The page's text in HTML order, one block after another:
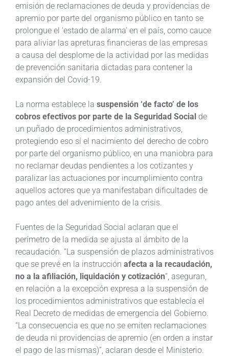
emisión de reclamaciones de deuda y providencias de
apremio por parte del organismo público en tanto se
prolongue el ‘estado de alarma’ en el país, como cauce
para aliviar las apreturas financieras de las empresas
a causa del desplome de la actividad por las medidas
de prevención sanitaria dictadas para contener la
expansión del Covid-19.
La norma establece la suspensión ‘de facto’ de los
cobros efectivos por parte de la Seguridad Social de
un puñado de procedimientos administrativos,
protegiendo eso sí el nacimiento del derecho de cobro
por parte del organismo público, en una maniobra para
no reclamar deudas pendientes a los cotizantes y
paralizar las actuaciones por incumplimiento contra
aquellos actores que ya manifestaban dificultades de
pago antes del advenimiento de la crisis.
Fuentes de la Seguridad Social aclaran que el
perímetro de la medida se ajusta al ámbito de la
recaudación. “La suspensión de plazos administrativos
que se prevé en la instrucción afecta a la recaudación,
no a la afiliación, liquidación y cotización“, aseguran,
en relación a la excepción expresa a la suspensión de
los procedimientos administrativos que establecía el
Real Decreto de medidas de emergencia del Gobierno.
“La consecuencia es que no se emiten reclamaciones
de deuda ni providencias de apremio (en orden a instar
el pago de las mismas)”, aclaran desde el Ministerio.